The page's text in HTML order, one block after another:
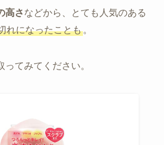
高さなどから、とても人気のある
れになったことも。
てみてください。